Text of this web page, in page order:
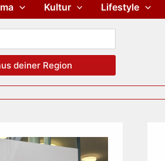
Kultur Lifestyle
deiner Region